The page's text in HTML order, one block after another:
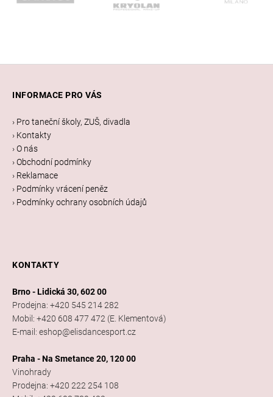
INFORMACE PRO VÁS
› Pro taneční školy, ZUŠ, divadla
› Kontakty
› O nás
› Obchodní podmínky
› Reklamace
› Podmínky vrácení peněz
› Podmínky ochrany osobních údajů
KONTAKTY
Brno - Lidická 30, 602 00
Prodejna: +420 545 214 282
Mobil: +420 608 477 472 (E. Klementová)
E-mail: eshop@elisdancesport.cz
Praha - Na Smetance 20, 120 00
Vinohrady
Prodejna: +420 222 254 108